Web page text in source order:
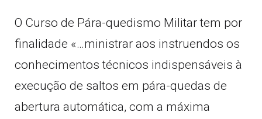
O Curso de Pára-quedismo Militar tem por
finalidade «…ministrar aos instruendos os
conhecimentos técnicos indispensáveis à
execução de saltos em pára-quedas de
abertura automática, com a máxima